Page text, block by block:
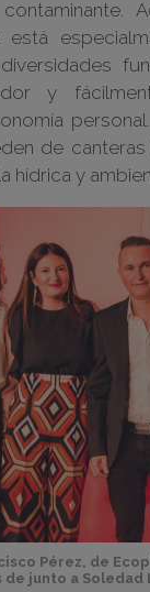
está
y
de
hídrica y
Pérez, de
de junto a